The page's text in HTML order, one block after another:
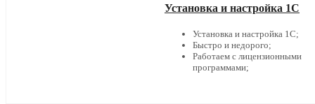
Установка и настройка 1С
Установка и настройка 1С;
Быстро и недорого;
Работаем с лицензионными
программами;